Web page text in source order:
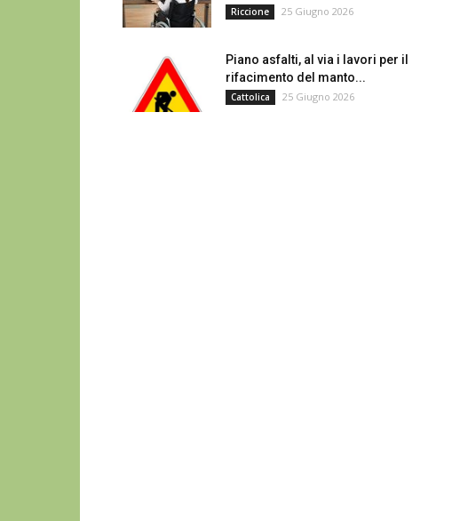
Riccione 25 Giugno 2026
Piano asfalti, al via i lavori per il
rifacimento del manto...
Cattolica 25 Giugno 2026